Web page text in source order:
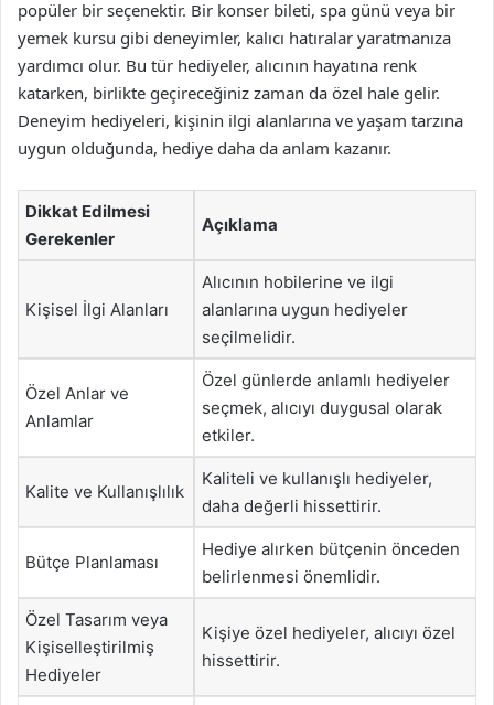
popüler bir seçenektir. Bir konser bileti, spa günü veya bir
yemek kursu gibi deneyimler, kalıcı hatıralar yaratmanıza
yardımcı olur. Bu tür hediyeler, alıcının hayatına renk
katarken, birlikte geçireceğiniz zaman da özel hale gelir.
Deneyim hediyeleri, kişinin ilgi alanlarına ve yaşam tarzına
uygun olduğunda, hediye daha da anlam kazanır.
Dikkat Edilmesi
Gerekenler
Açıklama
Kişisel İlgi Alanları
Alıcının hobilerine ve ilgi
alanlarına uygun hediyeler
seçilmelidir.
Özel Anlar ve
Anlamlar
Özel günlerde anlamlı hediyeler
seçmek, alıcıyı duygusal olarak
etkiler.
Kalite ve Kullanışlılık
Kaliteli ve kullanışlı hediyeler,
daha değerli hissettirir.
Bütçe Planlaması
Hediye alırken bütçenin önceden
belirlenmesi önemlidir.
Özel Tasarım veya
Kişiselleştirilmiş
Hediyeler
Kişiye özel hediyeler, alıcıyı özel
hissettirir.